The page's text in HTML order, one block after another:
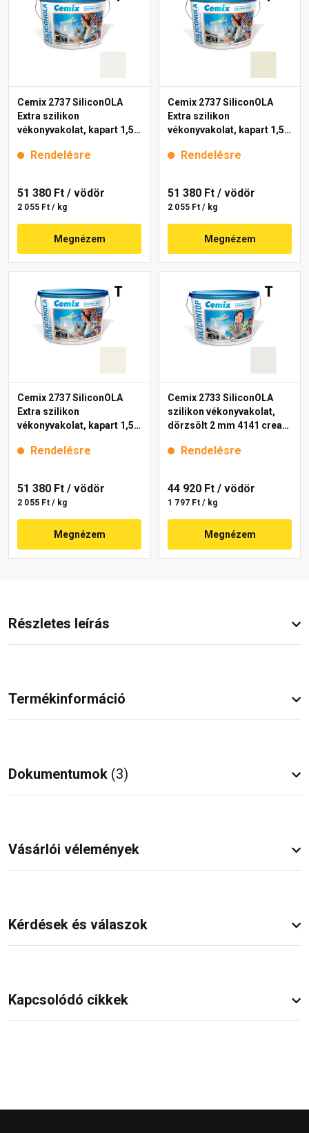
Cemix 2737 SiliconOLA
Extra szilikon
vékonyvakolat, kapart 1,5
Rendelésre
51 380 Ft / vödör
2 055 Ft / kg
Megnézem
Cemix 2737 SiliconOLA
Extra szilikon
vékonyvakolat, kapart 1,5
Rendelésre
51 380 Ft / vödör
2 055 Ft / kg
Megnézem
Cemix 2737 SiliconOLA
Extra szilikon
vékonyvakolat, kapart 1,5
Rendelésre
51 380 Ft / vödör
2 055 Ft / kg
Megnézem
Cemix 2733 SiliconOLA
szilikon vékonyvakolat,
dörzsölt 2 mm 4141 cream
Rendelésre
44 920 Ft / vödör
1 797 Ft / kg
Megnézem
Részletes leírás
Termékinformáció
Dokumentumok (3)
Vásárlói vélemények
Kérdések és válaszok
Kapcsolódó cikkek